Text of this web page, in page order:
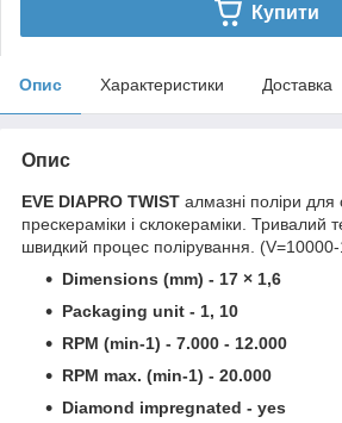
Купити
Опис Характеристики Доставка
Опис
EVE DIAPRO TWIST алмазні поліри для
прескераміки і склокераміки. Тривалий
швидкий процес полірування.
Dimensions (mm) - 17 × 1,6
Packaging unit - 1, 10
RPM (min-1) - 7.000 - 12.000
RPM max. (min-1) - 20.000
Diamond impregnated - yes